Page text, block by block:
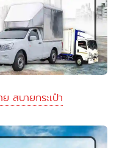
สบายกระเป๋า